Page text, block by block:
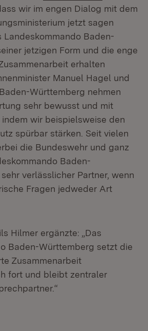
wir im engen Dialog mit dem
jetzt sagen
Landeskommando Baden-
jetzigen Form und die enge
erhalten
Manuel Hagel und
Württemberg nehmen
sehr bewusst und mit
wir beispielsweise den
spürbar stärken. Seit vielen
die Bundeswehr und ganz
Baden-
verlässlicher Partner, wenn
Fragen jedweder Art
Hilmer ergänzte: „Das
Baden-Württemberg setzt die
Zusammenarbeit
fort und bleibt zentraler